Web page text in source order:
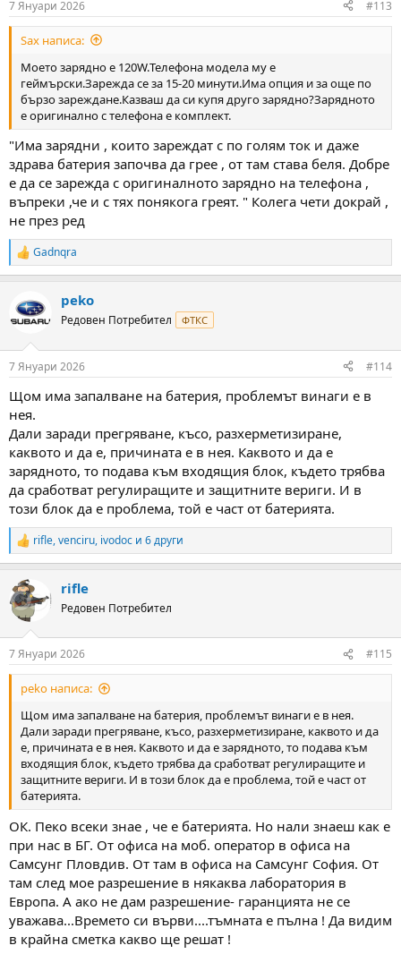
s
:
7 Януари 2026 #113
Sax написа:
Моето зарядно е 120W.Телефона модела му е
геймърски.Зарежда се за 15-20 минути.Има опция и за още по
бързо зареждане.Казваш да си купя друго зарядно?Зарядното
е оригинално с телефона е комплект.
"Има зарядни , които зареждат с по голям ток и даже
здрава батерия започва да грее , от там става беля. Добре
е да се зарежда с оригиналното зарядно на телефона ,
въпреки ,че и с тях понякога греят. " Колега чети докрай ,
не през ред
R
e
c
t
i
s
Gadnqra
peko
Редовен Потребител ФТКС
7 Януари 2026 #114
Щом има запалване на батерия, проблемът винаги е в
нея.
Дали заради прегряване, късо, разхерметизиране,
каквото и да е, причината е в нея. Каквото и да е
зарядното, то подава към входящия блок, където трябва
да сработват регулиращите и защитните вериги. И в
този блок да е проблема, той е част от батерията.
R
e
c
t
i
s
:
rifle,venciru, ivodoc и 6 други
rifle
Редовен Потребител
7 Януари 2026 #115
peko написа:
Щом има запалване на батерия, проблемът винаги е в нея.
Дали заради прегряване, късо, разхерметизиране, каквото и да
е, причината е в нея. Каквото и да е зарядното, то подава към
входящия блок, където трябва да сработват регулиращите и
защитните вериги. И в този блок да е проблема, той е част от
батерията.
ОК. Пеко всеки знае , че е батерията. Но нали знаеш как е
при нас в БГ. От офиса на моб. оператор в офиса на
Самсунг Пловдив. От там в офиса на Самсунг София. От
там след мое разрешение в някаква лаборатория в
Европа. А ако не дам разрешение- гаранцията не се
уважава...Времето си върви....тъмната е пълна ! Да видим
в крайна сметка какво ще решат !